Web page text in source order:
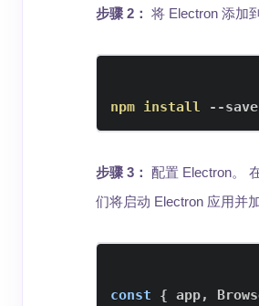
步骤 2： 将 Electron 添加
npm install --
步骤 3： 配置 Electron。
们将启动 Electron 应用并
const { app,